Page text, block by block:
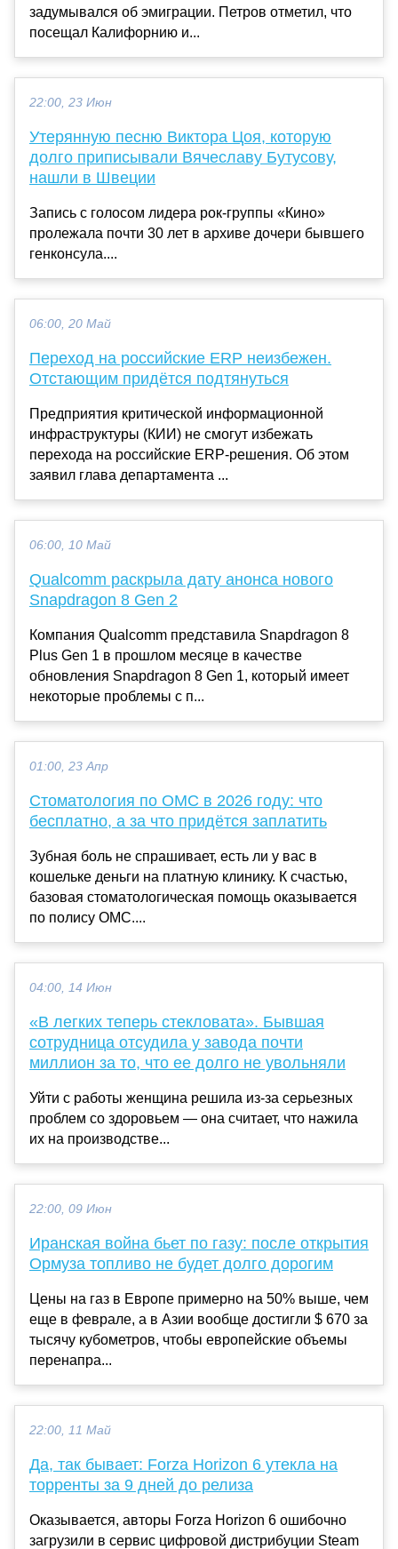
задумывался об эмиграции. Петров отметил, что
посещал Калифорнию и...
22:00, 23 Июн
Утерянную песню Виктора Цоя, которую
долго приписывали Вячеславу Бутусову,
нашли в Швеции
Запись с голосом лидера рок-группы «Кино»
пролежала почти 30 лет в архиве дочери бывшего
генконсула....
06:00, 20 Май
Переход на российские ERP неизбежен.
Отстающим придётся подтянуться
Предприятия критической информационной
инфраструктуры (КИИ) не смогут избежать
перехода на российские ERP-решения. Об этом
заявил глава департамента ...
06:00, 10 Май
Qualcomm раскрыла дату анонса нового
Snapdragon 8 Gen 2
Компания Qualcomm представила Snapdragon 8
Plus Gen 1 в прошлом месяце в качестве
обновления Snapdragon 8 Gen 1, который имеет
некоторые проблемы с п...
01:00, 23 Апр
Стоматология по ОМС в 2026 году: что
бесплатно, а за что придётся заплатить
Зубная боль не спрашивает, есть ли у вас в
кошельке деньги на платную клинику. К счастью,
базовая стоматологическая помощь оказывается
по полису ОМС....
04:00, 14 Июн
«В легких теперь стекловата». Бывшая
сотрудница отсудила у завода почти
миллион за то, что ее долго не увольняли
Уйти с работы женщина решила из-за серьезных
проблем со здоровьем — она считает, что нажила
их на производстве...
22:00, 09 Июн
Иранская война бьет по газу: после открытия
Ормуза топливо не будет долго дорогим
Цены на газ в Европе примерно на 50% выше, чем
еще в феврале, а в Азии вообще достигли $ 670 за
тысячу кубометров, чтобы европейские объемы
перенапра...
22:00, 11 Май
Да, так бывает: Forza Horizon 6 утекла на
торренты за 9 дней до релиза
Оказывается, авторы Forza Horizon 6 ошибочно
загрузили в сервис цифровой дистрибуции Steam